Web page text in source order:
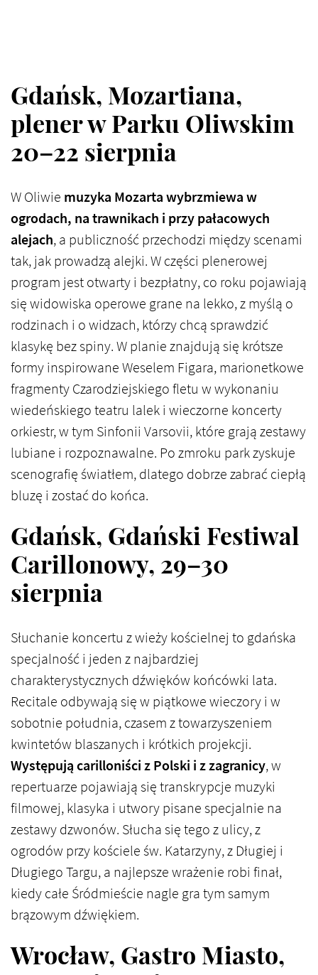
Gdańsk, Mozartiana,
plener w Parku Oliwskim
20–22 sierpnia
W Oliwie muzyka Mozarta wybrzmiewa w
ogrodach, na trawnikach i przy pałacowych
alejach, a publiczność przechodzi między scenami
tak, jak prowadzą alejki. W części plenerowej
program jest otwarty i bezpłatny, co roku pojawiają
się widowiska operowe grane na lekko, z myślą o
rodzinach i o widzach, którzy chcą sprawdzić
klasykę bez spiny. W planie znajdują się krótsze
formy inspirowane Weselem Figara, marionetkowe
fragmenty Czarodziejskiego fletu w wykonaniu
wiedeńskiego teatru lalek i wieczorne koncerty
orkiestr, w tym Sinfonii Varsovii, które grają zestawy
lubiane i rozpoznawalne. Po zmroku park zyskuje
scenografię światłem, dlatego dobrze zabrać ciepłą
bluzę i zostać do końca.
Gdańsk, Gdański Festiwal
Carillonowy, 29–30
sierpnia
Słuchanie koncertu z wieży kościelnej to gdańska
specjalność i jeden z najbardziej
charakterystycznych dźwięków końcówki lata.
Recitale odbywają się w piątkowe wieczory i w
sobotnie południa, czasem z towarzyszeniem
kwintetów blaszanych i krótkich projekcji.
Występują carilloniści z Polski i z zagranicy, w
repertuarze pojawiają się transkrypcje muzyki
filmowej, klasyka i utwory pisane specjalnie na
zestawy dzwonów. Słucha się tego z ulicy, z
ogrodów przy kościele św. Katarzyny, z Długiej i
Długiego Targu, a najlepsze wrażenie robi finał,
kiedy całe Śródmieście nagle gra tym samym
brązowym dźwiękiem.
Wrocław, Gastro Miasto,